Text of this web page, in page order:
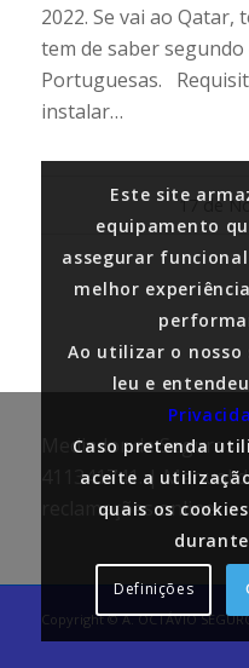
2022. Se vai ao Qatar,
tem de saber
Portuguesas.
instalar…
17 de
Mediador de Seguros
411341741. |Manual
reclamações online
Copyright © A. OCTÁVIO
Este site
equipamento
assegurar
melhor
Ao utilizar o nosso
leu e
Caso pretenda
aceite a
quais os
Definições